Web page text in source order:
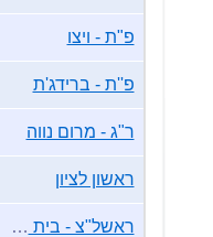
פ"ת - ויצו
פ''ת - ברידג'ת
ר"ג - מרום נווה
ראשון לציון
ראשל"צ - בית מכבי